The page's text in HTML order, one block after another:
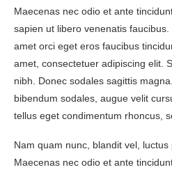
Maecenas nec odio et ante
sapien ut libero venenatis
amet orci eget eros faucibus
amet, consectetuer adipiscing elit.
nibh. Donec sodales sagittis
bibendum sodales, augue velit
tellus eget condimentum rhoncus,
Nam quam nunc, blandit vel, luctus
Maecenas nec odio et ante